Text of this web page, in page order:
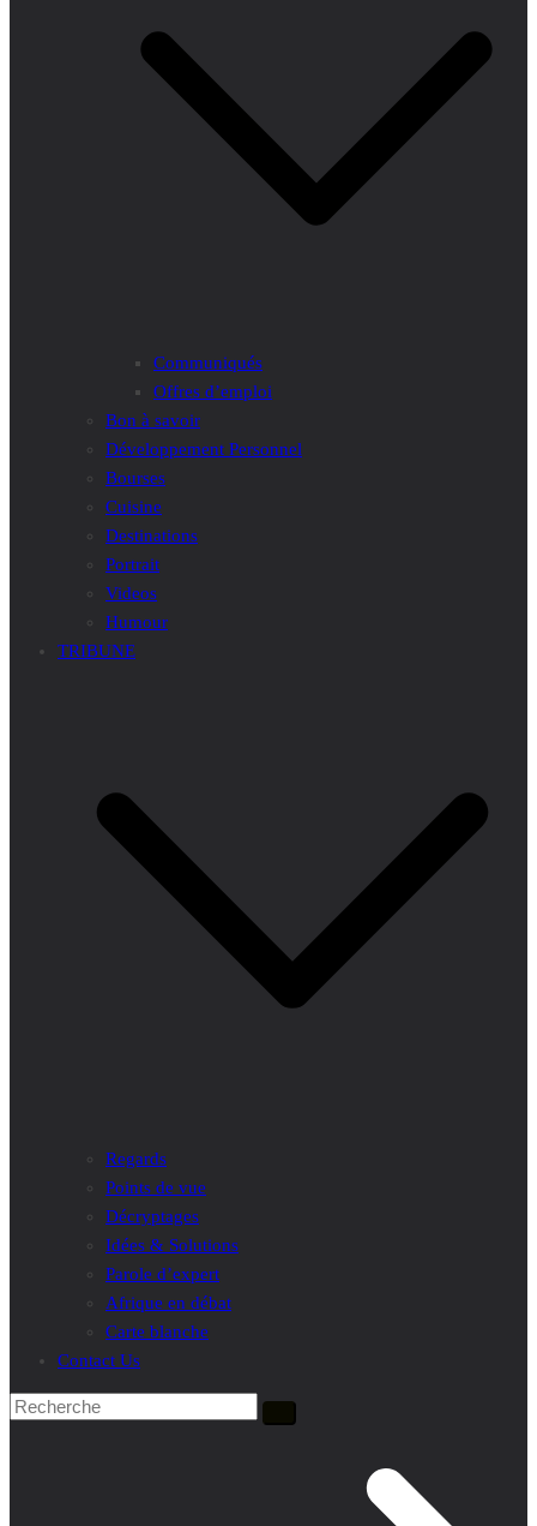
Communiqués
Offres d’emploi
Bon à savoir
Développement Personnel
Bourses
Cuisine
Destinations
Portrait
Videos
Humour
TRIBUNE
Regards
Points de vue
Décryptages
Idées & Solutions
Parole d’expert
Afrique en débat
Carte blanche
Contact Us